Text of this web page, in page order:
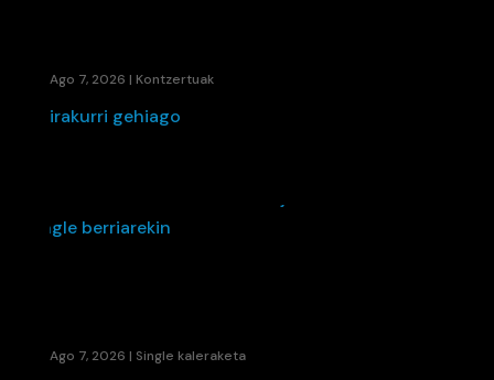
Ago 7, 2026 | Kontzertuak
irakurri gehiago
Ago 7, 2026 | Single kaleraketa